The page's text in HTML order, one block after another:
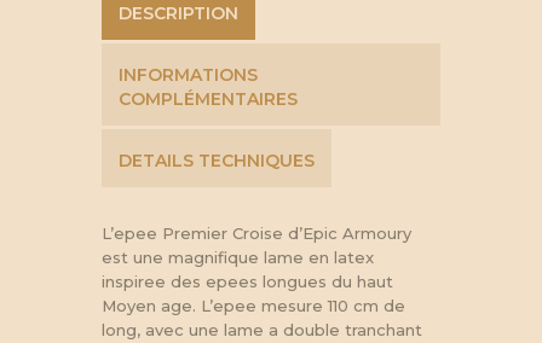
DESCRIPTION
INFORMATIONS
COMPLÉMENTAIRES
DETAILS TECHNIQUES
L’epee Premier Croise d’Epic Armoury
est une magnifique lame en latex
inspiree des epees longues du haut
Moyen age. L’epee mesure 110 cm de
long, avec une lame a double tranchant